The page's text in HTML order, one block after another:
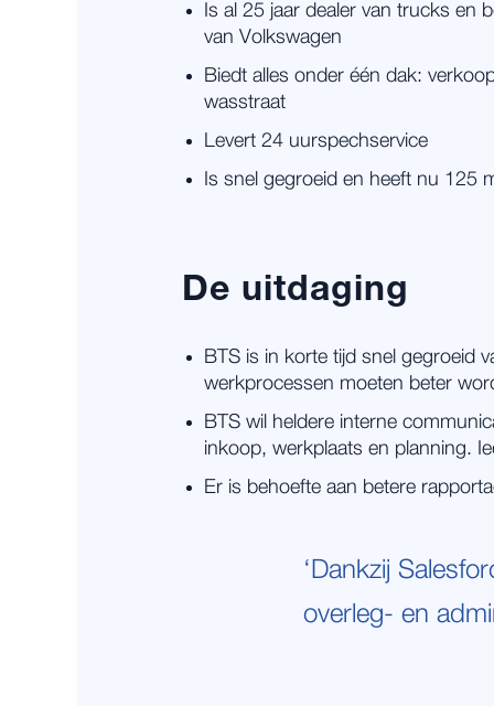
Is al 25 jaar dealer van trucks en
van Volkswagen
Biedt alles onder één dak:
wasstraat
Levert 24 uurspechservice
Is snel gegroeid en heeft nu 125
De uitdaging
BTS is in korte tijd snel gegroeid
werkprocessen moeten beter
BTS wil heldere interne
inkoop, werkplaats en planning.
Er is behoefte aan betere
‘Dankzij
overleg- en